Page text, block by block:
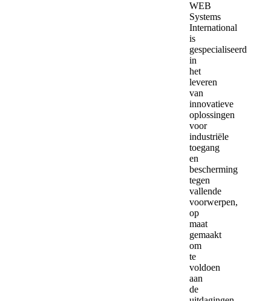
WEB
Systems
International
is
gespecialiseerd
in
het
leveren
van
innovatieve
oplossingen
voor
industriële
toegang
en
bescherming
tegen
vallende
voorwerpen,
op
maat
gemaakt
om
te
voldoen
aan
de